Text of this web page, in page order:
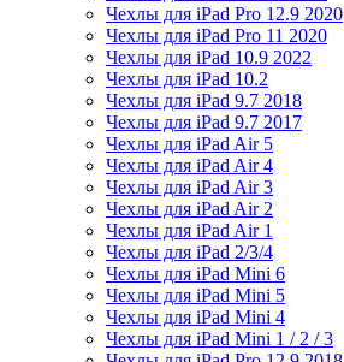
Чехлы для iPad Pro 12.9 2020
Чехлы для iPad Pro 11 2020
Чехлы для iPad 10.9 2022
Чехлы для iPad 10.2
Чехлы для iPad 9.7 2018
Чехлы для iPad 9.7 2017
Чехлы для iPad Air 5
Чехлы для iPad Air 4
Чехлы для iPad Air 3
Чехлы для iPad Air 2
Чехлы для iPad Air 1
Чехлы для iPad 2/3/4
Чехлы для iPad Mini 6
Чехлы для iPad Mini 5
Чехлы для iPad Mini 4
Чехлы для iPad Mini 1 / 2 / 3